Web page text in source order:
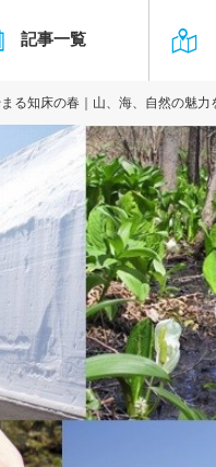
記事一覧
る知床の春｜山、海、自然の魅力